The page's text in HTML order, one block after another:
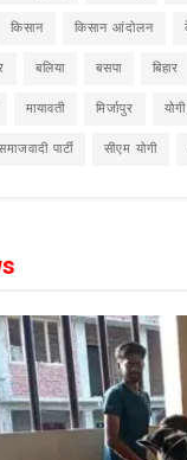
किसान किसान आंदोलन
बलिया बसपा बिहार
मायावती मिर्जापुर
पार्टी सीएम योगी